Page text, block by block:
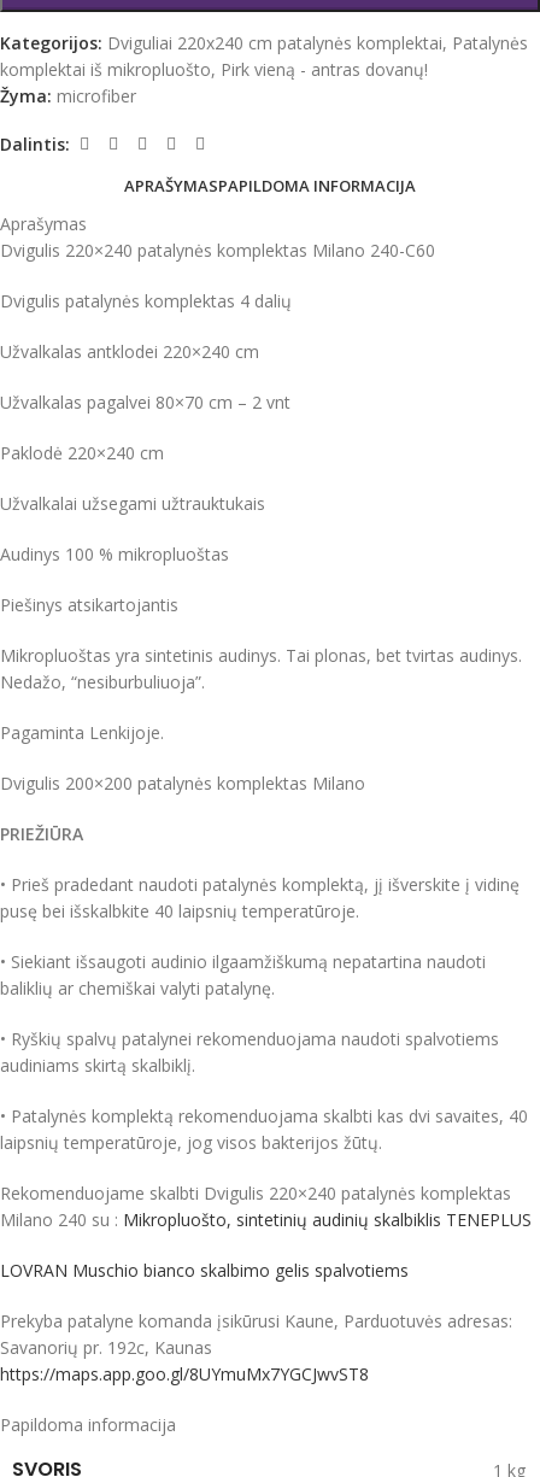
Kategorijos: Dviguliai 220x240 cm patalynės komplektai, Patalynės
komplektai iš mikropluošto, Pirk vieną - antras dovanų!
Žyma: microfiber
Dalintis:
APRAŠYMASPAPILDOMA INFORMACIJA
Aprašymas
Dvigulis 220×240 patalynės komplektas Milano 240-C60
Dvigulis patalynės komplektas 4 dalių
Užvalkalas antklodei 220×240 cm
Užvalkalas pagalvei 80×70 cm – 2 vnt
Paklodė 220×240 cm
Užvalkalai užsegami užtrauktukais
Audinys 100 % mikropluoštas
Piešinys atsikartojantis
Mikropluoštas yra sintetinis audinys. Tai plonas, bet tvirtas audinys.
Nedažo, “nesiburbuliuoja”.
Pagaminta Lenkijoje.
Dvigulis 200×200 patalynės komplektas Milano
PRIEŽIŪRA
• Prieš pradedant naudoti patalynės komplektą, jį išverskite į vidinę
pusę bei išskalbkite 40 laipsnių temperatūroje.
• Siekiant išsaugoti audinio ilgaamžiškumą nepatartina naudoti
baliklių ar chemiškai valyti patalynę.
• Ryškių spalvų patalynei rekomenduojama naudoti spalvotiems
audiniams skirtą skalbiklį.
• Patalynės komplektą rekomenduojama skalbti kas dvi savaites, 40
laipsnių temperatūroje, jog visos bakterijos žūtų.
Rekomenduojame skalbti Dvigulis 220×240 patalynės komplektas
Milano 240 su : Mikropluošto, sintetinių audinių skalbiklis TENEPLUS
LOVRAN Muschio bianco skalbimo gelis spalvotiems
Prekyba patalyne komanda įsikūrusi Kaune, Parduotuvės adresas:
Savanorių pr. 192c, Kaunas
https://maps.app.goo.gl/8UYmuMx7YGCJwvST8
Papildoma informacija
SVORIS 1 kg